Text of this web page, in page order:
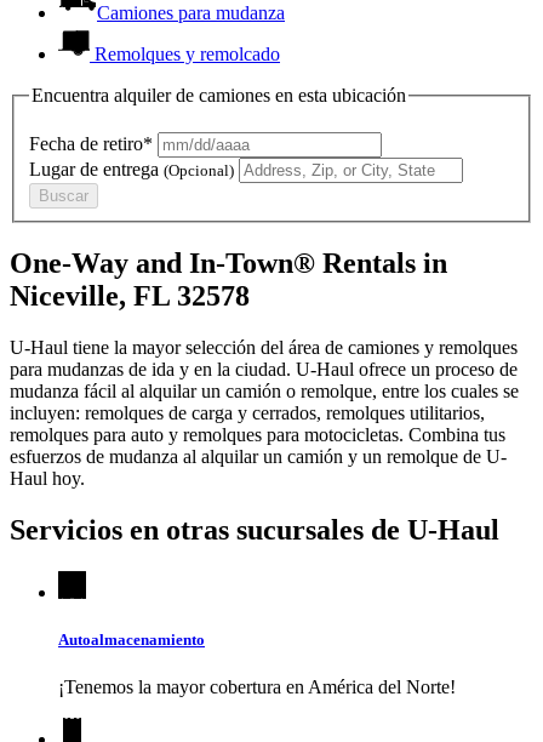
Camiones para mudanza
Remolques y remolcado
Encuentra alquiler de camiones en esta ubicación
Fecha de retiro*
Lugar de entrega (Opcional)
Buscar
One-Way and In-Town® Rentals in
Niceville, FL 32578
U-Haul tiene la mayor selección del área de camiones y remolques
para mudanzas de ida y en la ciudad. U-Haul ofrece un proceso de
mudanza fácil al alquilar un camión o remolque, entre los cuales se
incluyen: remolques de carga y cerrados, remolques utilitarios,
remolques para auto y remolques para motocicletas. Combina tus
esfuerzos de mudanza al alquilar un camión y un remolque de U-
Haul hoy.
Servicios en otras sucursales de U-Haul
Autoalmacenamiento
¡Tenemos la mayor cobertura en América del Norte!